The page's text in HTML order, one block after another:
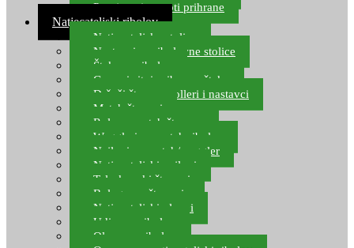
Provjereni recepti prihrane
Natjecateljski ribolov
Natjecateljske stolice
Nastavci za ribolovne stolice
Šteke za ribolov
Gume i sitni pribor za šteku
Držači štapova rolleri i nastavci
Match štapovi
Role za match štapove
Waggleri za match ribolov
Najloni za match/waggler
Natjecateljski najloni
Teleskopski štapovi
Bolognese štapovi
Natjecateljski plovci
Udice za ribolov
Olovo za ribolov